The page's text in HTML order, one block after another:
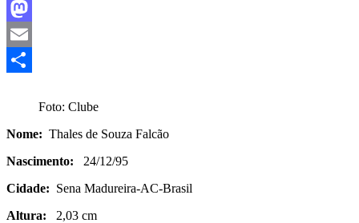
Facebook
Mastodon
Email
Foto: Clube
Nome: Thales de Souza Falcão
Nascimento: 24/12/95
Cidade: Sena Madureira-AC-Brasil
Altura: 2,03 cm